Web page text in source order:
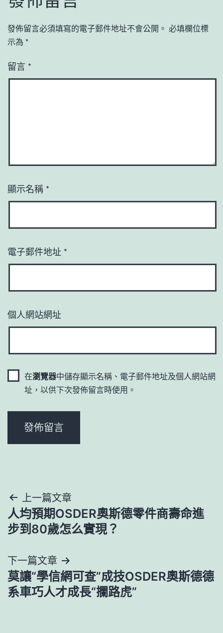
發佈留言必須填寫的電子郵件地址不會公開。 必填欄位標
示為 *
留言 *
顯示名稱 *
電子郵件地址 *
個人網站網址
在瀏覽器中儲存顯示名稱、電子郵件地址及個人網站網
址，以供下次發佈留言時使用。
文
章
覽
上一篇文章
人均預期OSDER奧斯德零件商壽命進
步到80歲怎么實現？
下一篇文章
莫讓“學信網可查”成技OSDER奧斯德德
系車巧人才成長“攔路虎”